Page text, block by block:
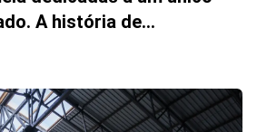
A história de...